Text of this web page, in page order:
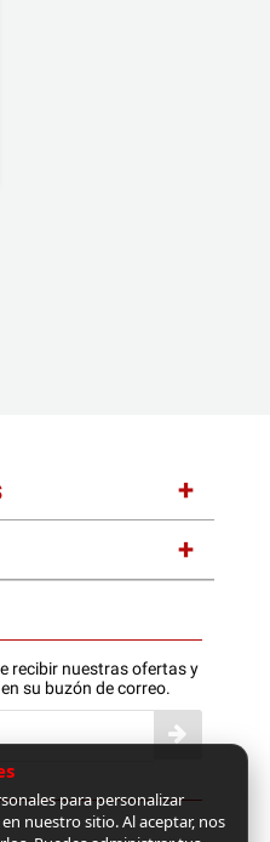
recibir nuestras ofertas y
su buzón de correo.
para personalizar
nuestro sitio. Al aceptar, nos